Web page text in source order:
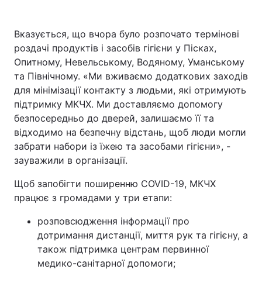
Вказується, що вчора було розпочато термінові
роздачі продуктів і засобів гігієни у Пісках,
Опитному, Невельському, Водяному, Уманському
та Північному. «Ми вживаємо додаткових заходів
для мінімізації контакту з людьми, які отримують
підтримку МКЧХ. Ми доставляємо допомогу
безпосередньо до дверей, залишаємо її та
відходимо на безпечну відстань, щоб люди могли
забрати набори із їжею та засобами гігієни», -
зауважили в організації.
Щоб запобігти поширенню COVID-19, МКЧХ
працює з громадами у три етапи:
розповсюдження інформації про
дотримання дистанції, миття рук та гігієну, а
також підтримка центрам первинної
медико-санітарної допомоги;